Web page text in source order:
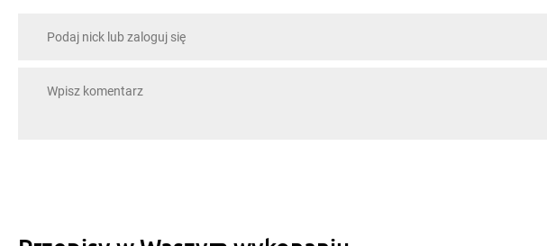
Wyśmienite danie. Dużo pysznego sosu a przepis już na stałe w naszym domu.